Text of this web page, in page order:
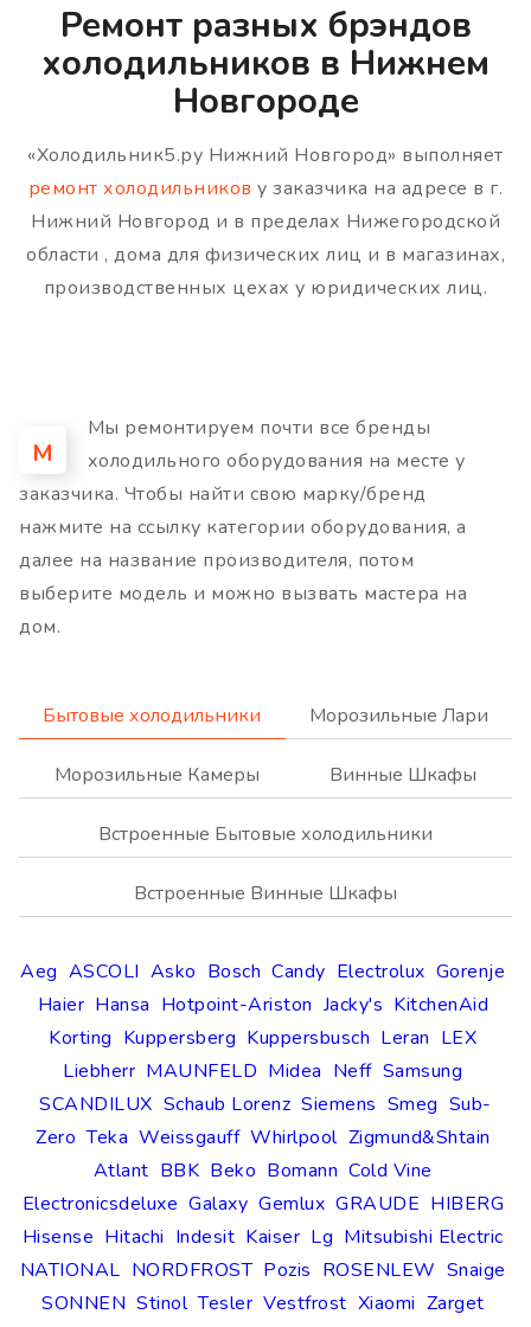
Ремонт разных брэндов
холодильников в Нижнем
Новгороде
«Холодильник5.ру Нижний Новгород» выполняет
ремонт холодильников у заказчика на адресе в г.
Нижний Новгород и в пределах Нижегородской
области , дома для физических лиц и в магазинах,
производственных цехах у юридических лиц.
М
Мы ремонтируем почти все бренды
холодильного оборудования на месте у
заказчика. Чтобы найти свою марку/бренд
нажмите на ссылку категории оборудования, а
далее на название производителя, потом
выберите модель и можно вызвать мастера на
дом.
Бытовые холодильники
Aeg ASCOLI Asko Bosch Candy Electrolux Gorenje
Haier Hansa Hotpoint-Ariston Jacky's KitchenAid
Korting Kuppersberg Kuppersbusch Leran LEX
Liebherr MAUNFELD Midea Neff Samsung
SCANDILUX Schaub Lorenz Siemens Smeg Sub-
Zero Teka Weissgauff Whirlpool Zigmund&Shtain
Atlant BBK Beko Bomann Cold Vine
Electronicsdeluxe Galaxy Gemlux GRAUDE HIBERG
Hisense Hitachi Indesit Kaiser Lg Mitsubishi Electric
NATIONAL NORDFROST Pozis ROSENLEW Snaige
SONNEN Stinol Tesler Vestfrost Xiaomi Zarget
Морозильные Лари
Морозильные Камеры Винные Шкафы
Встроенные Бытовые холодильники
Встроенные Винные Шкафы